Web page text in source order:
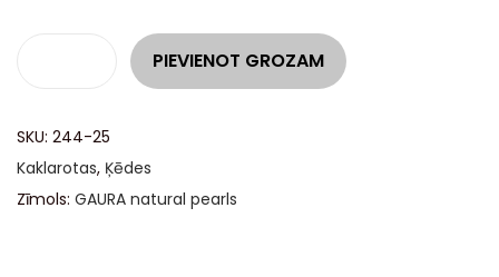
PIEVIENOT GROZAM
SKU: 244-25
Kaklarotas, Ķēdes
Zīmols: GAURA natural pearls